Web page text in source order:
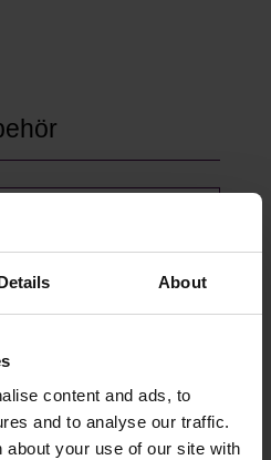
About
content and ads, to
and to analyse our traffic.
about your use of our site with